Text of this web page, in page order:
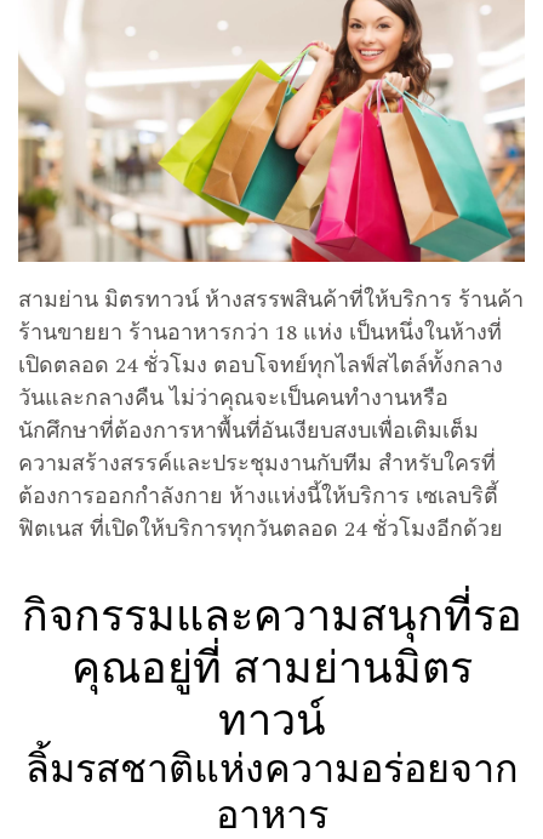
สามย่าน มิตรทาวน์ ห้างสรรพสินค้าที่ให้บริการ ร้านค้า
ร้านขายยา ร้านอาหารกว่า 18 แห่ง เป็นหนึ่งในห้างที่
เปิดตลอด 24 ชั่วโมง ตอบโจทย์ทุกไลฟ์สไตล์ทั้งกลาง
วันและกลางคืน ไม่ว่าคุณจะเป็นคนทำงานหรือ
นักศึกษาที่ต้องการหาพื้นที่อันเงียบสงบเพื่อเติมเต็ม
ความสร้างสรรค์และประชุมงานกับทีม สำหรับใครที่
ต้องการออกกำลังกาย ห้างแห่งนี้ให้บริการ เซเลบริตี้
ฟิตเนส ที่เปิดให้บริการทุกวันตลอด 24 ชั่วโมงอีกด้วย
กิจกรรมและความสนุกที่รอ
คุณอยู่ที่ สามย่านมิตร
ทาวน์
ลิ้มรสชาติแห่งความอร่อยจาก
อาหาร